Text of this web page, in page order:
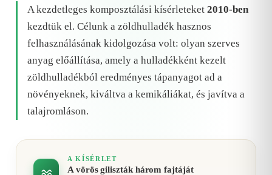
A kezdetleges komposztálási kísérleteket 2010-ben
kezdtük el. Célunk a zöldhulladék hasznos
felhasználásának kidolgozása volt: olyan szerves
anyag előállítása, amely a hulladékként kezelt
zöldhulladékból eredményes tápanyagot ad a
növényeknek, kiváltva a kemikáliákat, és javítva a
talajromláson.
A KÍSÉRLET
A vörös giliszták három fajtáját